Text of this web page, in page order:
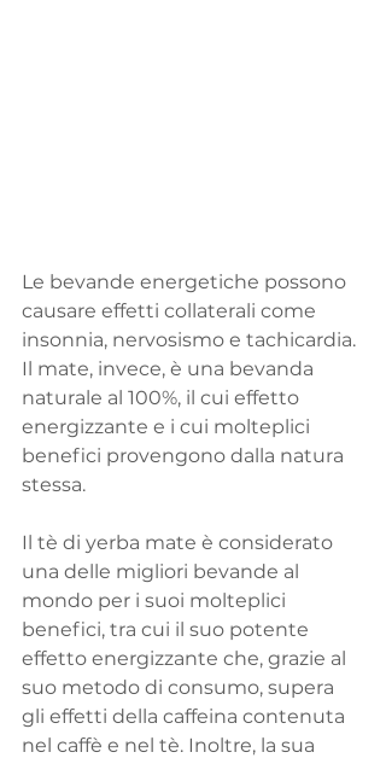
Le bevande energetiche possono
causare effetti collaterali come
insonnia, nervosismo e tachicardia.
Il mate, invece, è una bevanda
naturale al 100%, il cui effetto
energizzante e i cui molteplici
benefici provengono dalla natura
stessa.
Il tè di yerba mate è considerato
una delle migliori bevande al
mondo per i suoi molteplici
benefici, tra cui il suo potente
effetto energizzante che, grazie al
suo metodo di consumo, supera
gli effetti della caffeina contenuta
nel caffè e nel tè. Inoltre, la sua